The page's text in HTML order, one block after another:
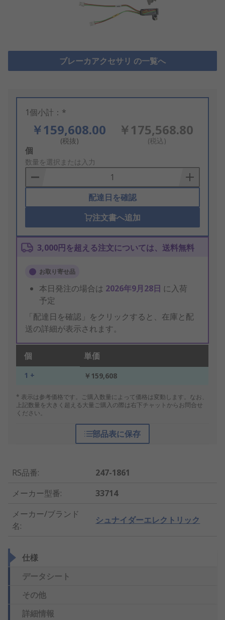
ブレーカアクセサリ の一覧へ
1個小計：*
￥159,608.00
(税抜)
￥175,568.80
(税込)
Add
to
Basket
個
数量を選択または入力
配達日を確認
注文書へ追加
3,000円を超える注文については、送料無料
お取り寄せ品
本日発注の場合は 2026年9月28日 に入荷
予定
「配達日を確認」をクリックすると、在庫と配
送の詳細が表示されます。
個 単価
1 + ￥159,608
* 表示は参考価格です。ご購入数量によって価格は変動します。なお、
上記数量を大きく超える大量ご購入の際は右下チャットからお問合せ
ください。
部品表に保存
RS品番:
247-1861
メーカー型番:
33714
メーカー/ブランド
名:
シュナイダーエレクトリック
仕様
データシート
その他
詳細情報